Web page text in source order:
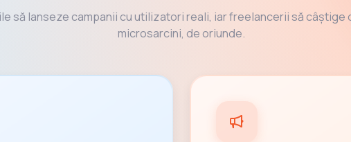
să lanseze campanii cu utilizatori reali, iar freelancerii să câștige
microsarcini, de oriunde.